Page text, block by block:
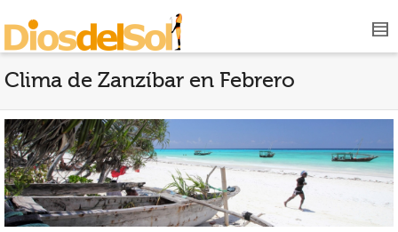
Clima de Zanzíbar en Febrero